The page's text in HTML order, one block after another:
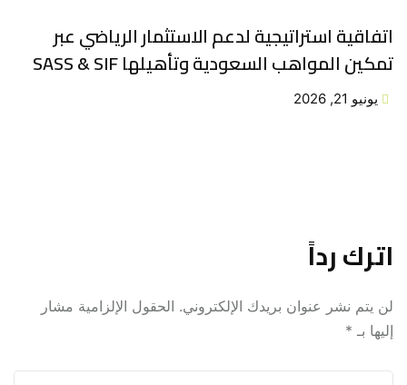
اتفاقية استراتيجية لدعم الاستثمار الرياضي عبر
تمكين المواهب السعودية وتأهيلها SASS & SIF
يونيو 21, 2026
اترك رداً
لن يتم نشر عنوان بريدك الإلكتروني. الحقول الإلزامية مشار
إليها بـ *